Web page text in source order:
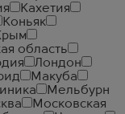
Кахетия
Коньяк
область
Лондон
Макуба
Мельбурн
Московская